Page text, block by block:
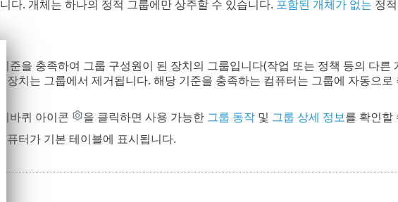
다. 개체는 하나의 정적 그룹에만 상주할 수 있습니다. 포함된 개체가 없는 정
준을 충족하여 그룹 구성원이 된 장치의 그룹입니다(작업 또는 정책 등의 다른
장치는 그룹에서 제거됩니다. 해당 기준을 충족하는 컴퓨터는 그룹에 자동으
바퀴 아이콘
을 클릭하면 사용 가능한 그룹 동작및 그룹 상세 정보를 확인할
퓨터가 기본 테이블에 표시됩니다.